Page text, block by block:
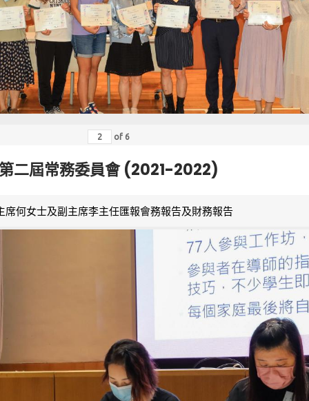
of 6
二屆常務委員會 (2021-2022)
席何女士及副主席李主任匯報會務報告及財務報告